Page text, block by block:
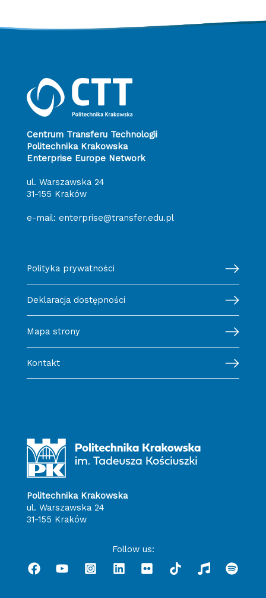
Centrum Transferu Technologii
Politechnika Krakowska
Enterprise Europe Network
ul. Warszawska 24
31-155 Kraków
e-mail: enterprise@transfer.edu.pl
Polityka prywatności
Deklaracja dostępności
Mapa strony
Kontakt
Politechnika Krakowska
ul. Warszawska 24
31-155 Kraków
Follow us: